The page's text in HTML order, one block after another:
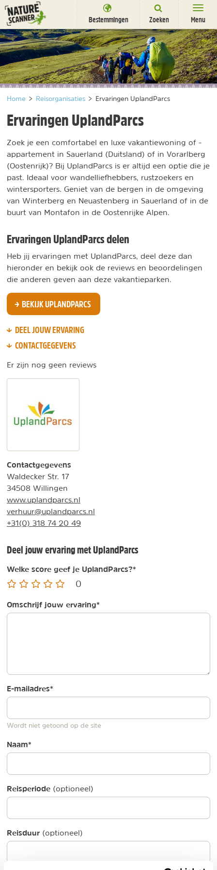
Ga
naar
content
Bestemmingen Zoeken Menu
Bestemmingen
Overnachten
Activiteiten
Natuurparken
Dieren
DEALS
Nieuwsbrief Uitgelicht
Partners nl/fr
Home > Reisorganisaties > Ervaringen UplandParcs
Ervaringen UplandParcs
Zoek je een comfortabel en luxe vakantiewoning of -
appartement in Sauerland (Duitsland) of in Vorarlberg
(Oostenrijk)? Bij UplandParcs is er altijd een optie die je
past. Ideaal voor wandelliefhebbers, rustzoekers en
wintersporters. Geniet van de bergen in de omgeving
van Winterberg en Neuastenberg in Sauerland of in de
buurt van Montafon in de Oostenrijke Alpen.
Ervaringen UplandParcs delen
Heb jij ervaringen met UplandParcs, deel deze dan
hieronder en bekijk ook de reviews en beoordelingen
die anderen geven aan deze vakantieparken.
BEKIJK UPLANDPARCS
DEEL JOUW ERVARING
CONTACTGEGEVENS
Er zijn nog geen reviews
Contactgegevens
Waldecker Str. 17
34508 Willingen
www.uplandparcs.nl
verhuur@uplandparcs.nl
+31(0) 318 74 20 49
Deel jouw ervaring met UplandParcs
Welke score geef je UplandParcs?*
0
Omschrijf jouw ervaring*
E-mailadres*
Wordt niet getoond op de site
Naam*
Reisperiode (optioneel)
Reisduur (optioneel)